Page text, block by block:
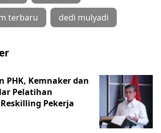
terbaru dedi mulyadi
PHK, Kemnaker dan
Pelatihan
Pekerja